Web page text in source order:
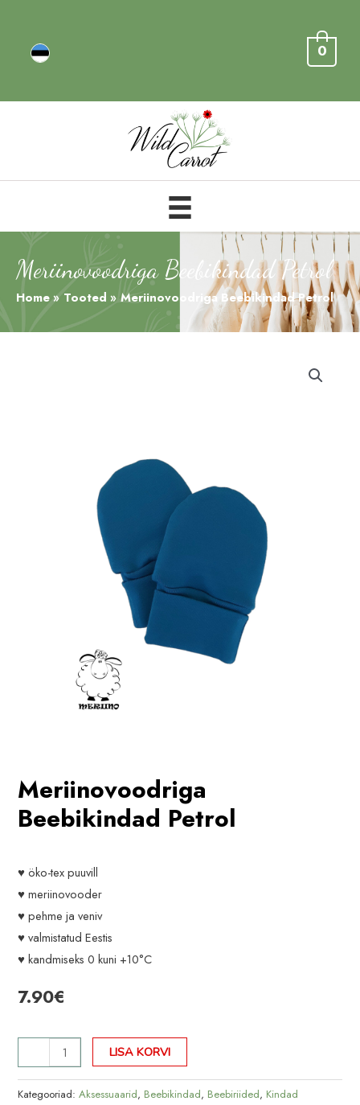
0
Meriinovoodriga Beebikindad Petrol
Home Tooted Meriinovoodriga Beebikindad Petrol
Meriinovoodriga
Beebikindad Petrol
♥ öko-tex puuvill
♥ meriinovooder
♥ pehme ja veniv
♥ valmistatud Eestis
♥ kandmiseks 0 kuni +10°C
7.90€
Meriinovoodriga
Beebikindad
Petrol
LISA KORVI
Kategooriad:Aksessuaarid, Beebikindad, Beebiriided, Kindad